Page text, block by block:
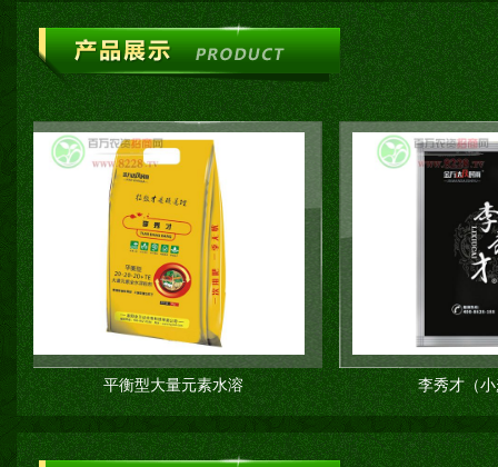
平衡型大量元素水溶 李秀才（小麦套餐